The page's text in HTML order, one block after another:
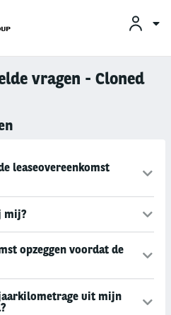
vragen - Cloned
leaseovereenkomst
mij?
opzeggen voordat de
uit mijn